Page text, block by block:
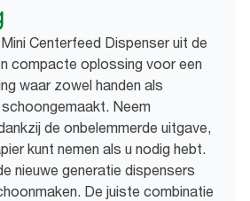
Centerfeed Dispenser uit de
compacte oplossing voor een
waar zowel handen als
Neem
de onbelemmerde uitgave,
kunt nemen als u nodig hebt.
nieuwe generatie dispensers
De juiste combinatie